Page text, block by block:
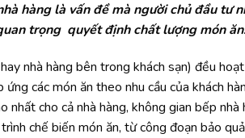
hàng là vấn đề mà người chủ đầu tư
trọng quyết định chất lượng món
nhà hàng bên trong khách sạn) đều
các món ăn theo nhu cầu của khách
nhất cho cả nhà hàng, không gian bếp
chế biến món ăn, từ công đoạn bảo